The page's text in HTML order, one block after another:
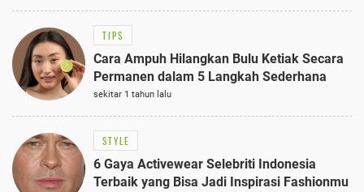
TIPS
Cara Ampuh Hilangkan Bulu Ketiak Secara
Permanen dalam 5 Langkah Sederhana
sekitar 1 tahun lalu
STYLE
6 Gaya Activewear Selebriti Indonesia
Terbaik yang Bisa Jadi Inspirasi Fashionmu